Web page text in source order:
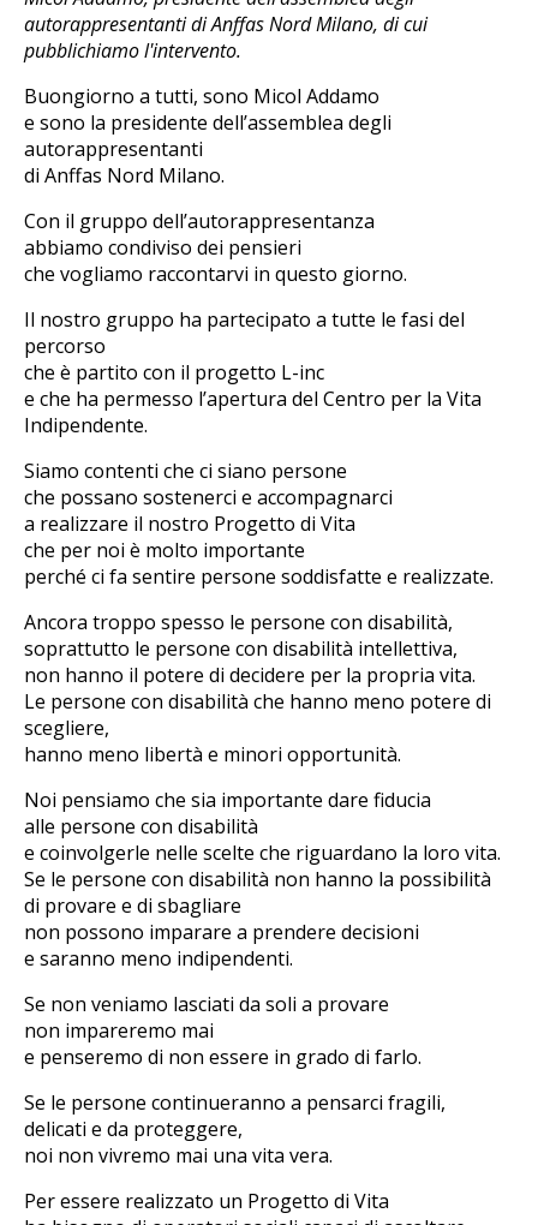
autorappresentanti di Anffas Nord Milano, di cui
pubblichiamo l'intervento.
Buongiorno a tutti, sono Micol Addamo
e sono la presidente dell’assemblea degli
autorappresentanti
di Anffas Nord Milano.
Con il gruppo dell’autorappresentanza
abbiamo condiviso dei pensieri
che vogliamo raccontarvi in questo giorno.
Il nostro gruppo ha partecipato a tutte le fasi del
percorso
che è partito con il progetto L-inc
e che ha permesso l’apertura del Centro per la Vita
Indipendente.
Siamo contenti che ci siano persone
che possano sostenerci e accompagnarci
a realizzare il nostro Progetto di Vita
che per noi è molto importante
perché ci fa sentire persone soddisfatte e realizzate.
Ancora troppo spesso le persone con disabilità,
soprattutto le persone con disabilità intellettiva,
non hanno il potere di decidere per la propria vita.
Le persone con disabilità che hanno meno potere di
scegliere,
hanno meno libertà e minori opportunità.
Noi pensiamo che sia importante dare fiducia
alle persone con disabilità
e coinvolgerle nelle scelte che riguardano la loro vita.
Se le persone con disabilità non hanno la possibilità
di provare e di sbagliare
non possono imparare a prendere decisioni
e saranno meno indipendenti.
Se non veniamo lasciati da soli a provare
non impareremo mai
e penseremo di non essere in grado di farlo.
Se le persone continueranno a pensarci fragili,
delicati e da proteggere,
noi non vivremo mai una vita vera.
Per essere realizzato un Progetto di Vita